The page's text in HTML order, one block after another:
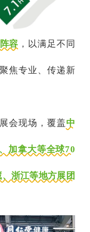
容 ，以满足不同
焦专业、传递新
会现场，覆盖中
加拿大等全球70
浙江等地方展团